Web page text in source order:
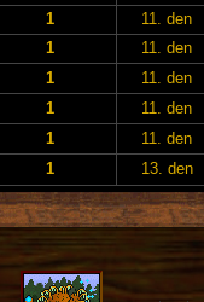
1
11. den
1
11. den
1
11. den
1
11. den
1
11. den
1 13. den